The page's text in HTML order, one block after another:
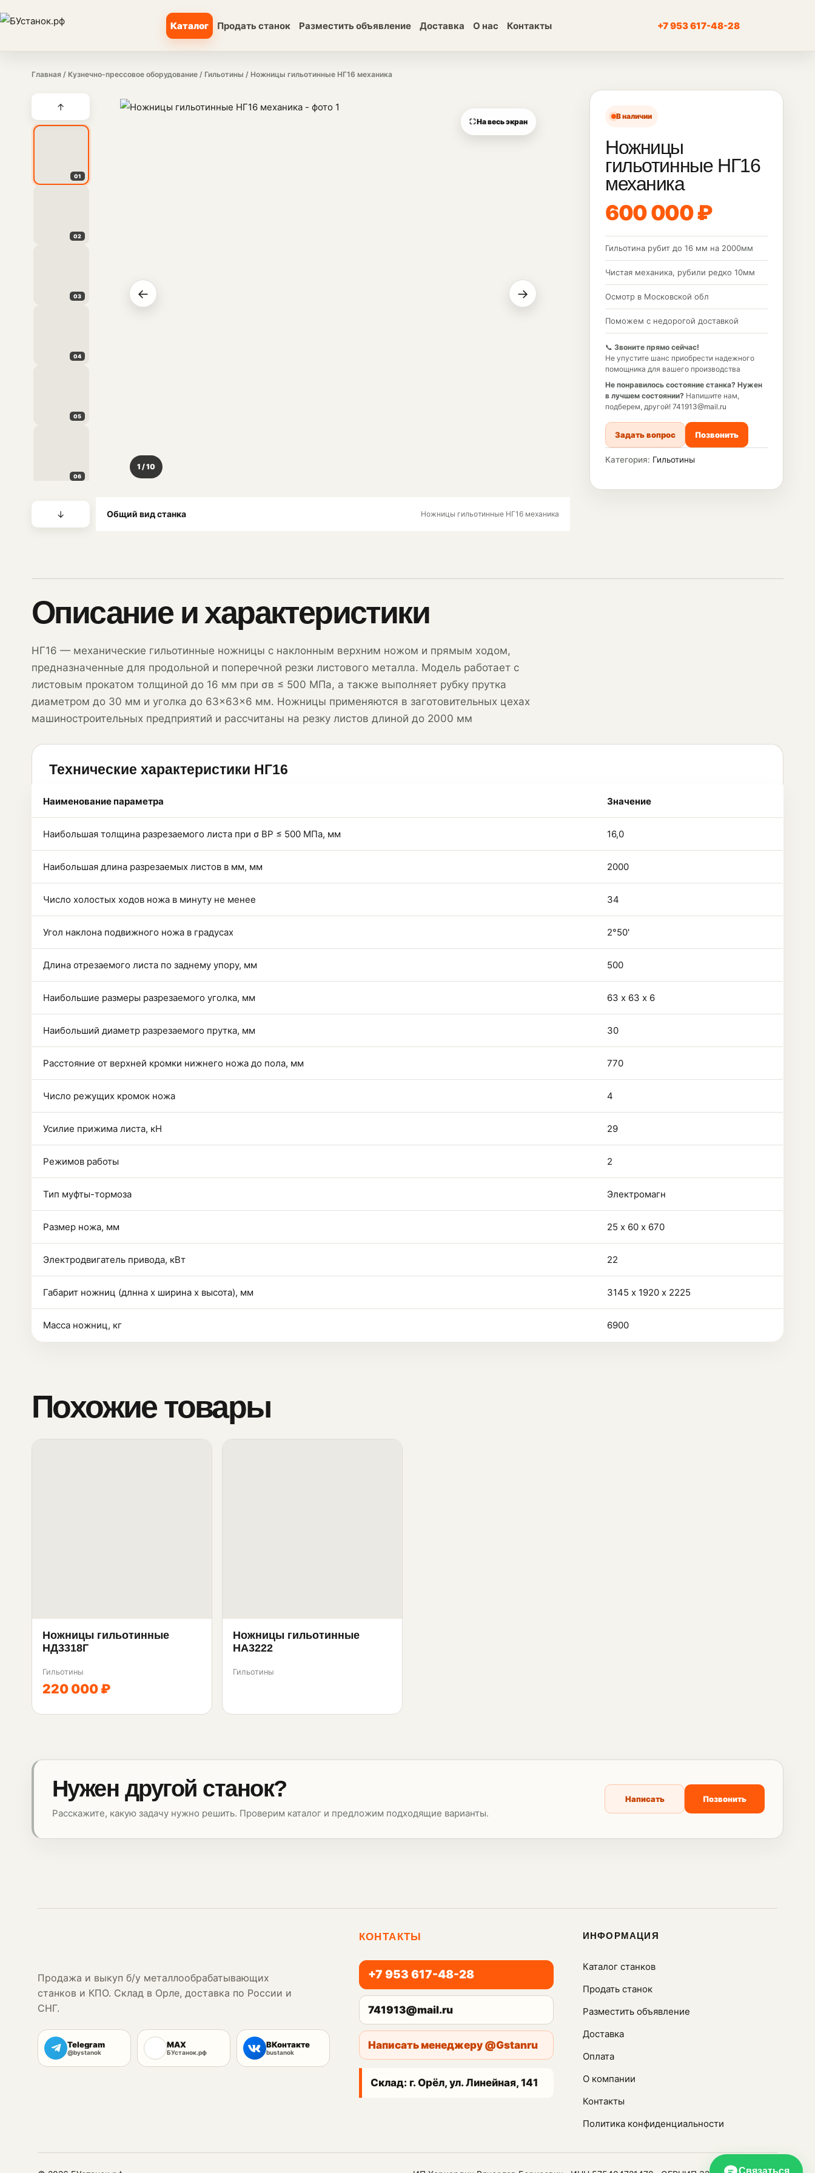
Каталог Продать станок Разместить объявление Доставка О нас Контакты +7 953 617-48-28
Главная / Кузнечно-прессовое оборудование / Гильотины / Ножницы гильотинные НГ16 механика
↑
01
02
03
04
05
06
09
10
↓
⛶ На весь экран
← →
1 / 10
Общий вид станка Ножницы гильотинные НГ16 механика
В наличии
Ножницы
гильотинные НГ16
механика
600 000 ₽
Гильотина рубит до 16 мм на 2000мм
Чистая механика, рубили редко 10мм
Осмотр в Московской обл
Поможем с недорогой доставкой
📞 Звоните прямо сейчас!
Не упустите шанс приобрести надежного
помощника для вашего производства
Не понравилось состояние станка? Нужен
в лучшем состоянии? Напишите нам,
подберем, другой! 741913@mail.ru
Задать вопрос Позвонить
Категория: Гильотины
Описание и характеристики
НГ16 — механические гильотинные ножницы с наклонным верхним ножом и прямым ходом,
предназначенные для продольной и поперечной резки листового металла. Модель работает с
листовым прокатом толщиной до 16 мм при σв ≤ 500 МПа, а также выполняет рубку прутка
диаметром до 30 мм и уголка до 63×63×6 мм. Ножницы применяются в заготовительных цехах
машиностроительных предприятий и рассчитаны на резку листов длиной до 2000 мм
Технические характеристики НГ16
Наименование параметра Значение
Наибольшая толщина разрезаемого листа при σ BP ≤ 500 МПа, мм 16,0
Наибольшая длина разрезаемых листов в мм, мм 2000
Число холостых ходов ножа в минуту не менее 34
Угол наклона подвижного ножа в градусах 2°50'
Длина отрезаемого листа по заднему упору, мм 500
Наибольшие размеры разрезаемого уголка, мм 63 х 63 х 6
Наибольший диаметр разрезаемого прутка, мм 30
Расстояние от верхней кромки нижнего ножа до пола, мм 770
Число режущих кромок ножа 4
Усилие прижима листа, кН 29
Режимов работы 2
Тип муфты-тормоза Электромагн
Размер ножа, мм 25 х 60 х 670
Электродвигатель привода, кВт 22
Габарит ножниц (длнна х ширина х высота), мм 3145 х 1920 х 2225
Масса ножниц, кг 6900
Похожие товары
Ножницы гильотинные
НД3318Г
Гильотины
220 000 ₽
Ножницы гильотинные
НА3222
Гильотины
Нужен другой станок?
Расскажите, какую задачу нужно решить. Проверим каталог и предложим подходящие варианты.
Написать Позвонить
Связаться
Продажа и выкуп б/у металлообрабатывающих
станков и КПО. Склад в Орле, доставка по России и
СНГ.
Telegram
@bystanok
MAX
БУстанок.рф
ВКонтакте
bustanok
КОНТАКТЫ
+7 953 617-48-28
741913@mail.ru
Написать менеджеру @Gstanru
Склад: г. Орёл, ул. Линейная, 141
ИНФОРМАЦИЯ
Каталог станков
Продать станок
Разместить объявление
Доставка
Оплата
О компании
Контакты
Политика конфиденциальности